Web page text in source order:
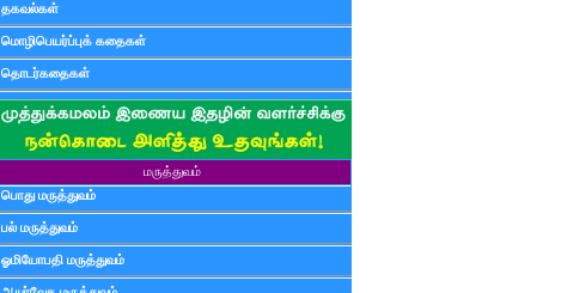
தகவல்கள்
மொழிபெயர்ப்புக் கதைகள்
தொடர்கதைகள்
மருத்துவம்
பொது மருத்துவம்
பல் மருத்துவம்
ஓமியோபதி மருத்துவம்